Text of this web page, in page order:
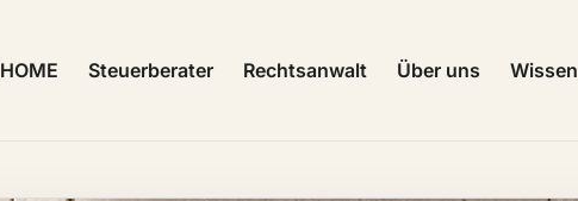
HOME Steuerberater Rechtsanwalt Über uns Wissen